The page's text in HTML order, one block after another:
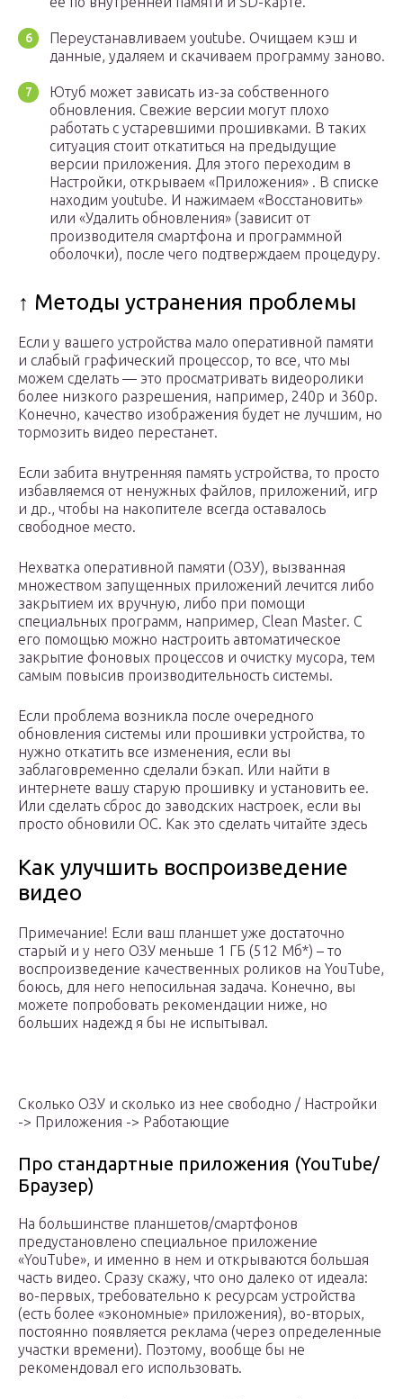
Переустанавливаем youtube. Очищаем кэш и
данные, удаляем и скачиваем программу заново.
Ютуб может зависать из-за собственного
обновления. Свежие версии могут плохо
работать с устаревшими прошивками. В таких
ситуация стоит откатиться на предыдущие
версии приложения. Для этого переходим в
Настройки, открываем «Приложения» . В списке
находим youtube. И нажимаем «Восстановить»
или «Удалить обновления» (зависит от
производителя смартфона и программной
оболочки), после чего подтверждаем процедуру.
↑ Методы устранения проблемы
Если у вашего устройства мало оперативной памяти
и слабый графический процессор, то все, что мы
можем сделать — это просматривать видеоролики
более низкого разрешения, например, 240p и 360p.
Конечно, качество изображения будет не лучшим, но
тормозить видео перестанет.
Если забита внутренняя память устройства, то просто
избавляемся от ненужных файлов, приложений, игр
и др., чтобы на накопителе всегда оставалось
свободное место.
Нехватка оперативной памяти (ОЗУ), вызванная
множеством запущенных приложений лечится либо
закрытием их вручную, либо при помощи
специальных программ, например, Clean Master. С
его помощью можно настроить автоматическое
закрытие фоновых процессов и очистку мусора, тем
самым повысив производительность системы.
Если проблема возникла после очередного
обновления системы или прошивки устройства, то
нужно откатить все изменения, если вы
заблаговременно сделали бэкап. Или найти в
интернете вашу старую прошивку и установить ее.
Или сделать сброс до заводских настроек, если вы
просто обновили ОС. Как это сделать читайте здесь
Как улучшить воспроизведение
видео
Примечание! Если ваш планшет уже достаточно
старый и у него ОЗУ меньше 1 ГБ (512 Мб*) – то
воспроизведение качественных роликов на YouTube,
боюсь, для него непосильная задача. Конечно, вы
можете попробовать рекомендации ниже, но
больших надежд я бы не испытывал.
Сколько ОЗУ и сколько из нее свободно / Настройки
-> Приложения -> Работающие
Про стандартные приложения (YouTube/
Браузер)
На большинстве планшетов/смартфонов
предустановлено специальное приложение
«YouTube», и именно в нем и открываются большая
часть видео. Сразу скажу, что оно далеко от идеала:
во-первых, требовательно к ресурсам устройства
(есть более «экономные» приложения), во-вторых,
постоянно появляется реклама (через определенные
участки времени). Поэтому, вообще бы не
рекомендовал его использовать.